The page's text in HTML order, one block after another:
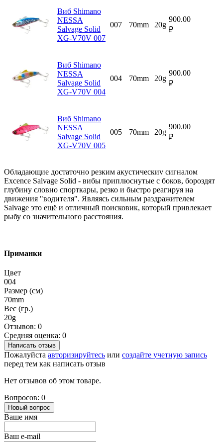
Виб Shimano
NESSA
Salvage Solid
XG-V70V 007
007 70mm 20g
900.00
₽
Виб Shimano
NESSA
Salvage Solid
XG-V70V 004
004 70mm 20g
900.00
₽
Виб Shimano
NESSA
Salvage Solid
XG-V70V 005
005 70mm 20g
900.00
₽
Обладающие достаточно резким акустическиv сигналом
Excence Salvage Solid - вибы приплюснутые с боков, бороздят
глубину словно спорткары, резко и быстро реагируя на
движения "водителя". Являясь сильным раздражителем
Salvage это ещё и отличный поисковик, который привлекает
рыбу со значительного расстояния.
Приманки
Цвет
004
Размер (см)
70mm
Вес (гр.)
20g
Отзывов: 0
Средняя оценка: 0
Написать отзыв
Пожалуйста авторизируйтесь или создайте учетную запись
перед тем как написать отзыв
Нет отзывов об этом товаре.
Вопросов: 0
Новый вопрос
Ваше имя
Ваш e-mail